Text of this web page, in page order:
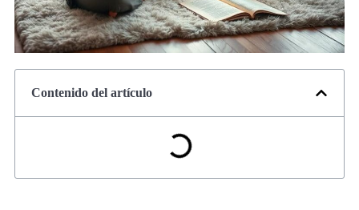
Contenido del artículo